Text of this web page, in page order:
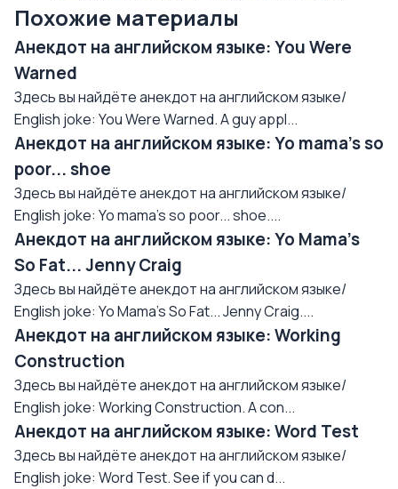
Похожие материалы
Анекдот на английском языке: You Were
Warned
Здесь вы найдёте анекдот на английском языке/
English joke: You Were Warned. A guy appl...
Анекдот на английском языке: Yo mama's so
poor... shoe
Здесь вы найдёте анекдот на английском языке/
English joke: Yo mama's so poor... shoe....
Анекдот на английском языке: Yo Mama's
So Fat... Jenny Craig
Здесь вы найдёте анекдот на английском языке/
English joke: Yo Mama's So Fat... Jenny Craig....
Анекдот на английском языке: Working
Construction
Здесь вы найдёте анекдот на английском языке/
English joke: Working Construction. A con...
Анекдот на английском языке: Word Test
Здесь вы найдёте анекдот на английском языке/
English joke: Word Test. See if you can d...